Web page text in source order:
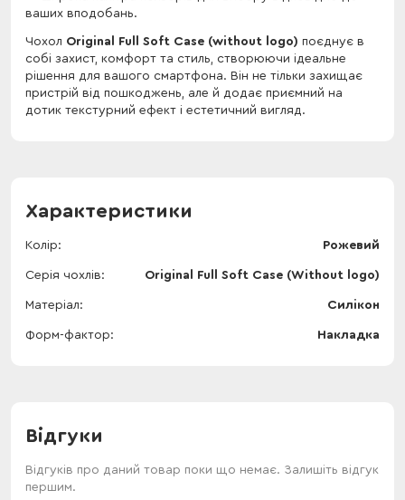
ваших вподобань.
Чохол Original Full Soft Case (without logo) поєднує в
собі захист, комфорт та стиль, створюючи ідеальне
рішення для вашого смартфона. Він не тільки захищає
пристрій від пошкоджень, але й додає приємний на
дотик текстурний ефект і естетичний вигляд.
Характеристики
Колір Рожевий
Серія чохлів Original Full Soft Case (Without logo)
Матеріал Силікон
Форм-фактор Накладка
Відгуки
Відгуків про даний товар поки що немає. Залишіть відгук
першим.